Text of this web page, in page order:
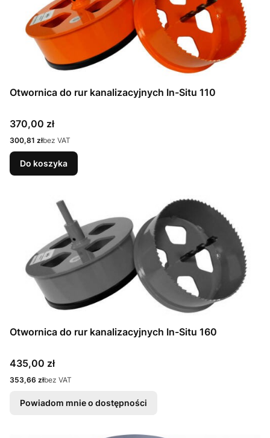
Otwornica do rur kanalizacyjnych In-Situ 110
Cena
370,00 zł
Cena
300,81 złbez VAT
Do koszyka
Otwornica do rur kanalizacyjnych In-Situ 160
Cena
435,00 zł
Cena
353,66 złbez VAT
Powiadom mnie o dostępności